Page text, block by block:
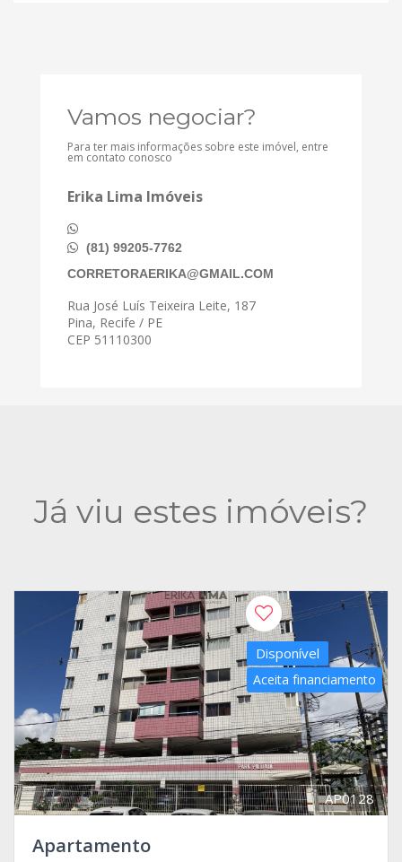
Vamos negociar?
Para ter mais informações sobre este imóvel, entre
em contato conosco
Erika Lima Imóveis
(81) 99205-7762
CORRETORAERIKA@GMAIL.COM
Rua José Luís Teixeira Leite, 187
Pina, Recife / PE
CEP 51110300
Já viu estes imóveis?
Disponível
Aceita financiamento
AP0128
Apartamento